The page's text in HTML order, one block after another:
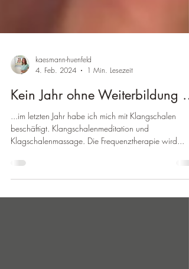
4. Feb. 2024
1 Min. Lesezeit
Kein Jahr ohne Weiterbildung …
...im letzten Jahr habe ich mich mit Klangschalen
Klagschalenmassage. Die Frequenztherapie wird...